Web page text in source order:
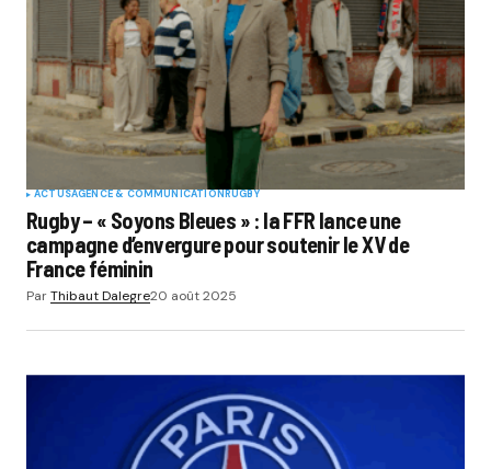
ACTUSAGENCE & COMMUNICATIONRUGBY
Rugby – « Soyons Bleues » : la FFR lance une
campagne d’envergure pour soutenir le XV de
France féminin
ParThibaut Dalegre20 août 2025